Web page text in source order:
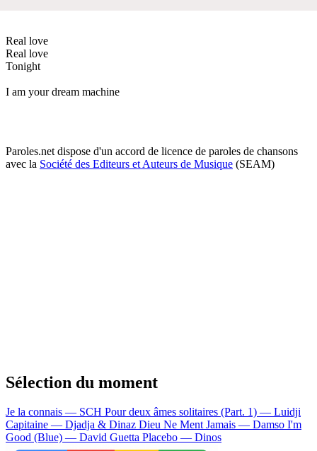
Real love
Real love
Tonight
I am your dream machine
Paroles.net dispose d'un accord de licence de paroles de chansons
avec la Société des Editeurs et Auteurs de Musique (SEAM)
Sélection du moment
Je la connais — SCH Pour deux âmes solitaires (Part. 1) — Luidji
Capitaine — Djadja & Dinaz Dieu Ne Ment Jamais — Damso I'm
Good (Blue) — David Guetta Placebo — Dinos